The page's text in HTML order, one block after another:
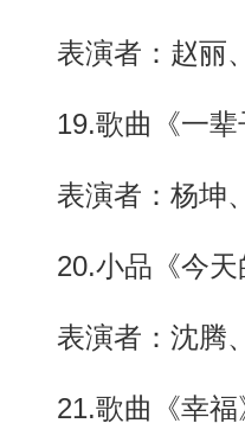
表演者：赵丽
19.歌曲《一辈
表演者：杨坤
20.小品《今天
表演者：沈腾、
21.歌曲《幸福